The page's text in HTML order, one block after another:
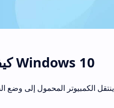
كيفية العثور على زر السكون على نظام التشغيل Windows 10
ينتقل الكمبيوتر المحمول إلى وضع